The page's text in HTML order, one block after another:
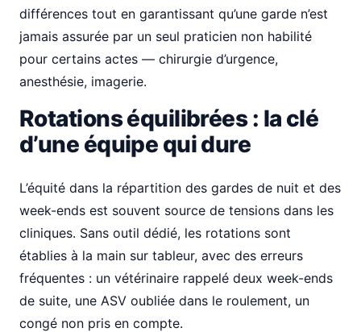
différences tout en garantissant qu’une garde n’est
jamais assurée par un seul praticien non habilité
pour certains actes — chirurgie d’urgence,
anesthésie, imagerie.
Rotations équilibrées : la clé
d’une équipe qui dure
L’équité dans la répartition des gardes de nuit et des
week-ends est souvent source de tensions dans les
cliniques. Sans outil dédié, les rotations sont
établies à la main sur tableur, avec des erreurs
fréquentes : un vétérinaire rappelé deux week-ends
de suite, une ASV oubliée dans le roulement, un
congé non pris en compte.